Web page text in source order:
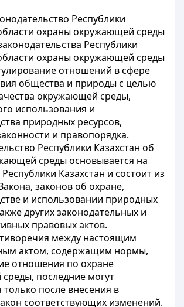
Республики
охраны окружающей среды
Республики
охраны окружающей среды
отношений в сфере
общества и природы с целью
окружающей среды,
использования и
природных ресурсов,
и правопорядка.
Республики Казахстан об
среды основывается на
Республики Казахстан и состоит из
законов об охране,
и использовании природных
других законодательных и
правовых актов.
между настоящим
актом, содержащим нормы,
отношения по охране
последние могут
после внесения в
соответствующих изменений.